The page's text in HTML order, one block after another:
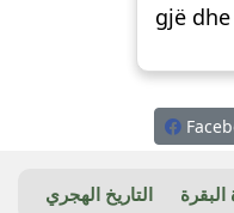
gjë
التاريخ الهجري